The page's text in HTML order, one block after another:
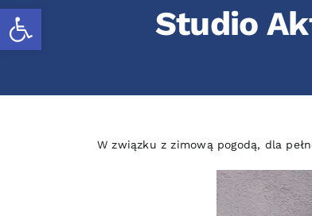
Otwórz pasek narzędzi Studio
W związku z zimową pogodą, dla